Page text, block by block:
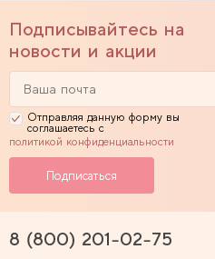
Подписывайтесь на
новости и акции
Отправляя данную форму вы
соглашаетесь с
политикой конфиденциальности
8 (800) 201-02-75